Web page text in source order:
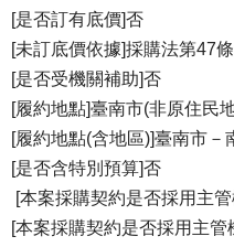
[是否訂有底價]否
[未訂底價依據]採購法第47
[是否受機關補助]否
[履約地點]臺南市(非原住民
[履約地點(含地區)]臺南市－
[是否含特別預算]否
[本案採購契約是否採用主
[本案採購契約是否採用主